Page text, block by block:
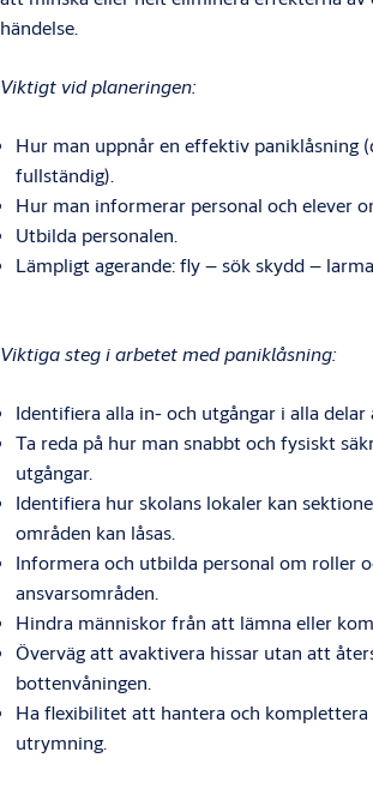
händelse.
Viktigt vid planeringen:
Hur man uppnår en effektiv paniklåsning
fullständig).
Hur man informerar personal och elever
Utbilda personalen.
Lämpligt agerande: fly – sök skydd –
Viktiga steg i arbetet med paniklåsning:
Identifiera alla in- och utgångar i alla delar
Ta reda på hur man snabbt och fysiskt
utgångar.
Identifiera hur skolans lokaler kan
områden kan låsas.
Informera och utbilda personal om roller
ansvarsområden.
Hindra människor från att lämna eller
Överväg att avaktivera hissar utan att
bottenvåningen.
Ha flexibilitet att hantera och komplettera
utrymning.